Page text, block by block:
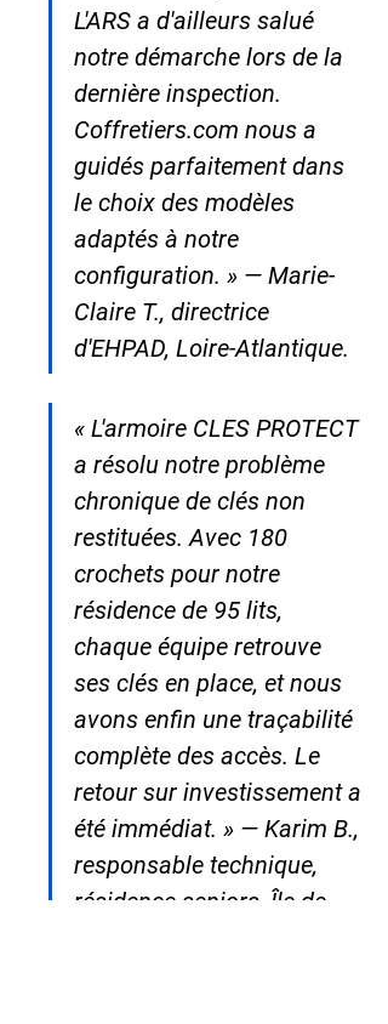
L'ARS a d'ailleurs salué
notre démarche lors de la
dernière inspection.
Coffretiers.com nous a
guidés parfaitement dans
le choix des modèles
adaptés à notre
configuration. » — Marie-
Claire T., directrice
d'EHPAD, Loire-Atlantique.
« L'armoire CLES PROTECT
a résolu notre problème
chronique de clés non
restituées. Avec 180
crochets pour notre
résidence de 95 lits,
chaque équipe retrouve
ses clés en place, et nous
avons enfin une traçabilité
complète des accès. Le
retour sur investissement a
été immédiat. » — Karim B.,
responsable technique,
résidence seniors, Île-de-